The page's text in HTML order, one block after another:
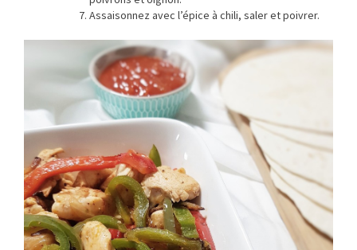
Assaisonnez avec l’épice à chili, saler et poivrer.